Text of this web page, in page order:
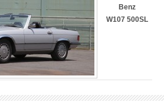
Benz
W107 500SL